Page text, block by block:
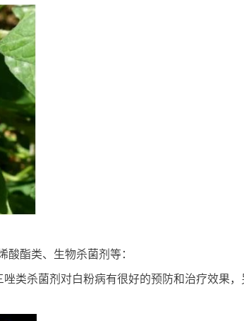
酯类、生物杀菌剂等：
类杀菌剂对白粉病有很好的预防和治疗效果